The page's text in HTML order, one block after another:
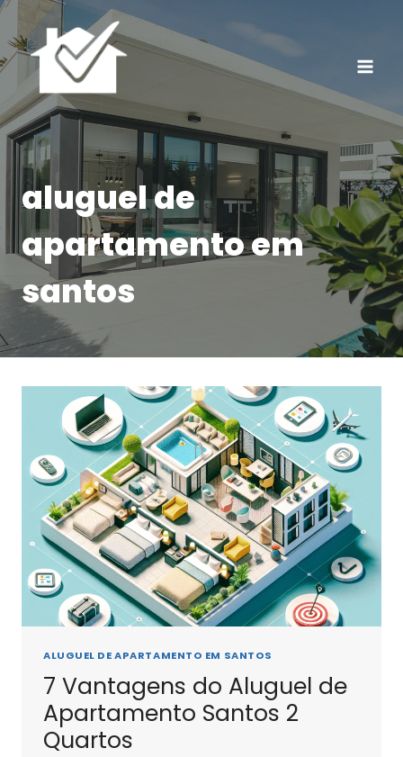
Pular
para
o
Conteúdo
aluguel de
apartamento em
santos
ALUGUEL DE APARTAMENTO EM SANTOS
7 Vantagens do Aluguel de
Apartamento Santos 2
Quartos